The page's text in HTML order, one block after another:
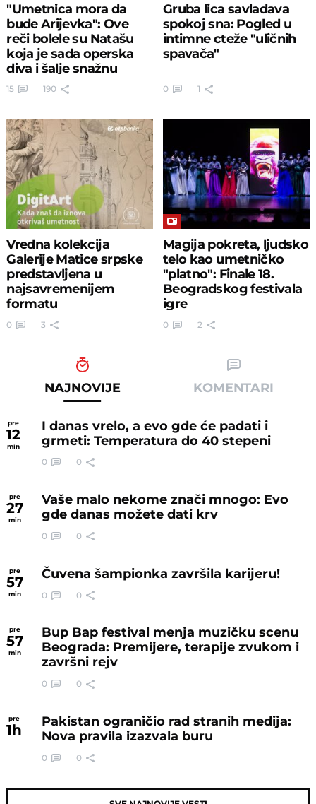
"Umetnica mora da
bude Arijevka": Ove
reči bolele su Natašu
koja je sada operska
diva i šalje snažnu
poruku
15 190
Gruba lica savladava
spokoj sna: Pogled u
intimne cteže "uličnih
spavača"
0 1
Vredna kolekcija
Galerije Matice srpske
predstavljena u
najsavremenijem
formatu
0 3
Magija pokreta, ljudsko
telo kao umetničko
"platno": Finale 18.
Beogradskog festivala
igre
0 2
NAJNOVIJE KOMENTARI
pre
12
min
I danas vrelo, a evo gde će padati i
grmeti: Temperatura do 40 stepeni
0 0
pre
27
min
Vaše malo nekome znači mnogo: Evo
gde danas možete dati krv
0 0
pre
57
min
Čuvena šampionka završila karijeru!
0 0
pre
57
min
Bup Bap festival menja muzičku scenu
Beograda: Premijere, terapije zvukom i
završni rejv
0 0
pre
1h
Pakistan ograničio rad stranih medija:
Nova pravila izazvala buru
0 0